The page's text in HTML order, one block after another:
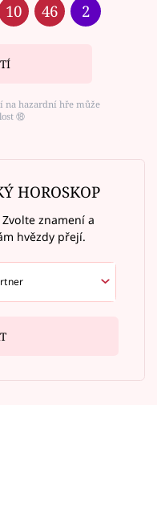
10 46 2
na hazardní hře může
⑱
HOROSKOP
Zvolte znamení a
hvězdy přejí.